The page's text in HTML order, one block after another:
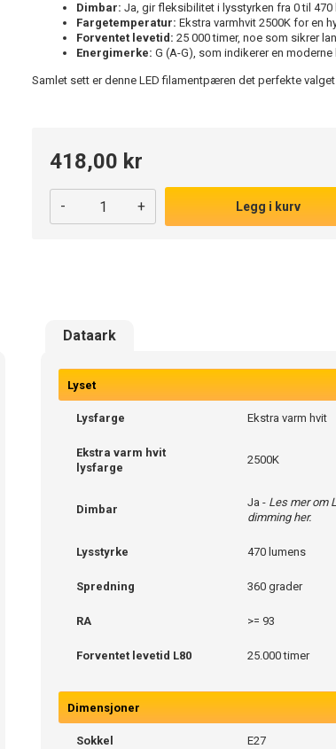
Dimbar: Ja, gir fleksibilitet i lysstyrken fra 0 til 470
Fargetemperatur: Ekstra varmhvit 2500K for en
Forventet levetid: 25 000 timer, noe som sikrer
Energimerke: G (A-G), som indikerer en
Samlet sett er denne LED filamentpæren det perfekte
418,00 kr
- + Legg i kurv
Dataark
Lyset
Lysfarge Ekstra varm hvit
Ekstra varm hvit
lysfarge
2500K
Dimbar
Ja - Les mer om
dimming her.
Lysstyrke 470 lumens
Spredning 360 grader
RA >= 93
Forventet levetid L80 25.000 timer
Dimensjoner
Sokkel E27